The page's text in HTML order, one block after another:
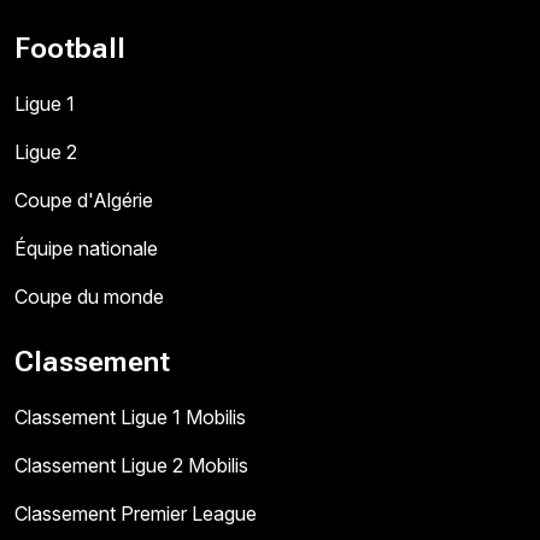
Football
Ligue 1
Ligue 2
Coupe d'Algérie
Équipe nationale
Coupe du monde
Classement
Classement Ligue 1 Mobilis
Classement Ligue 2 Mobilis
Classement Premier League